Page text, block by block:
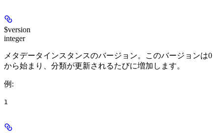
$version
integer
メタデータインスタンスのバージョン。このバージョンは0
から始まり、分類が更新されるたびに増加します。
例 :
1